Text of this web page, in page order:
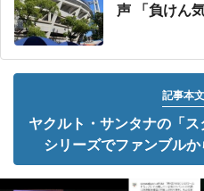
声 「負けん
記事本
ヤクルト・サンタナの「
シリーズでファンブル